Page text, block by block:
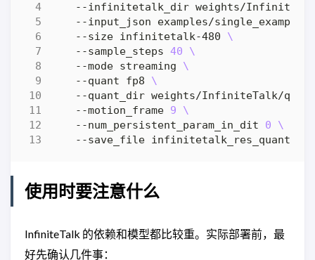
--infinitetalk_dir weights/
--input_json examples/
    --size infinitetalk-480
    --sample_steps
40
    --mode streaming
    --quant fp8
--quant_dir weights/InfiniteTalk/
    --motion_frame
9
    --num_persistent_param_in_dit
0
使用时要注意什么
InfiniteTalk 的依赖和模型都比较重。实际部署前，最
好先确认几件事：